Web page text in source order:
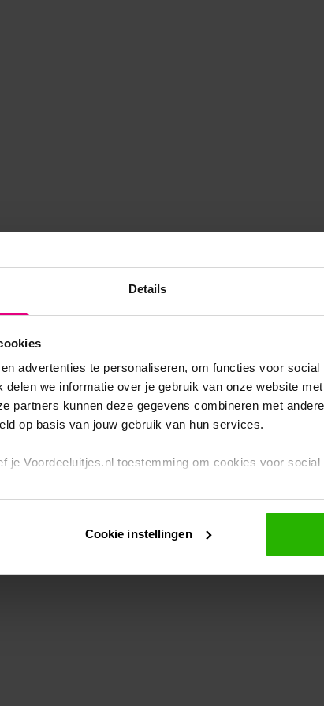
Details
advertenties te personaliseren, om functies voor
we informatie over je gebruik van onze website
partners kunnen deze gegevens combineren met
op basis van jouw gebruik van hun services.
je Voordeeluitjes.nl toestemming om cookies voor
zelf instellen welke cookies worden geplaatst. Je kunt je
Cookie instellingen
occurred while loadingwww.voordeeluitjes.nl (see the